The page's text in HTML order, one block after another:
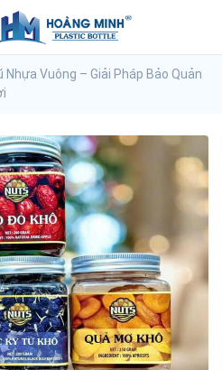
Nhựa Vuông – Giải Pháp Bảo Quản